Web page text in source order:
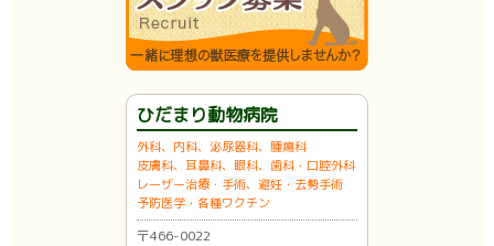
ひだまり動物病院
外科、内科、泌尿器科、腫瘍科
皮膚科、耳鼻科、眼科、歯科・口腔外科
レーザー治療・手術、避妊・去勢手術
予防医学・各種ワクチン
〒466-0022